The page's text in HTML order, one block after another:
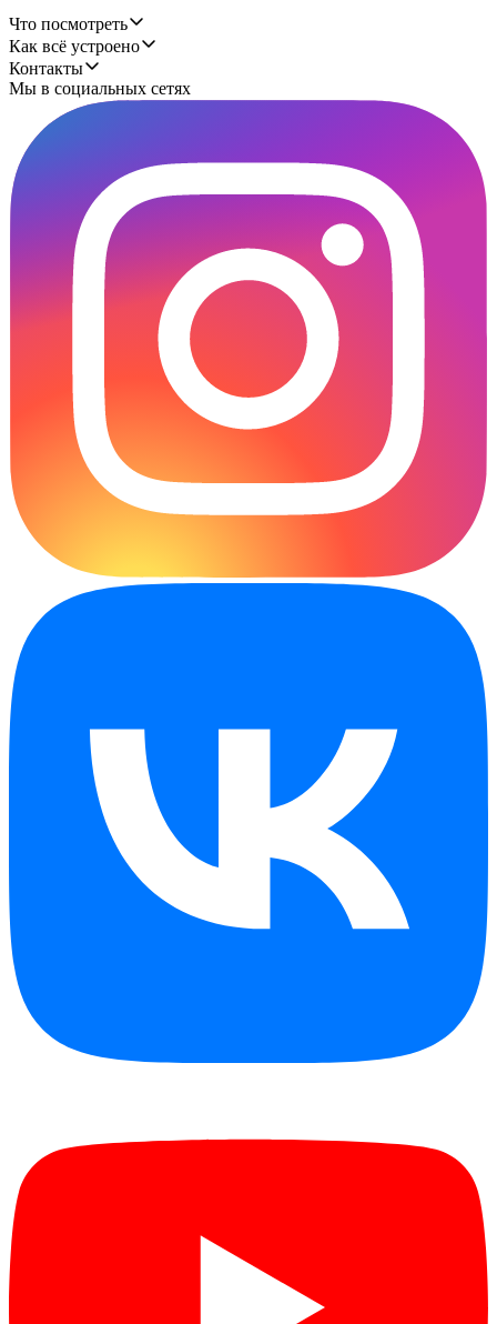
Что посмотреть
Как всё устроено
Контакты
Мы в социальных сетях